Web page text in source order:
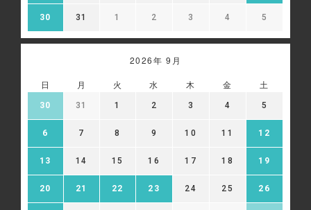
30 31 1 2 3 4 5
2026年 9月
日 月 火 水 木 金 土
30 31 1 2 3 4 5
6 7 8 9 10 11 12
13 14 15 16 17 18 19
20 21 22 23 24 25 26